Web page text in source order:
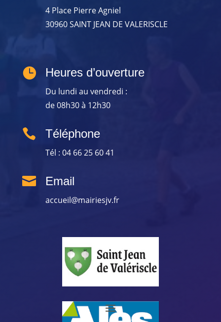
4 Place Pierre Agniel
30960 SAINT JEAN DE VALERISCLE
 Heures d’ouverture
Du lundi au vendredi :
de 08h30 à 12h30
 Téléphone
Tél : 04 66 25 60 41
 Email
accueil@mairiesjv.fr